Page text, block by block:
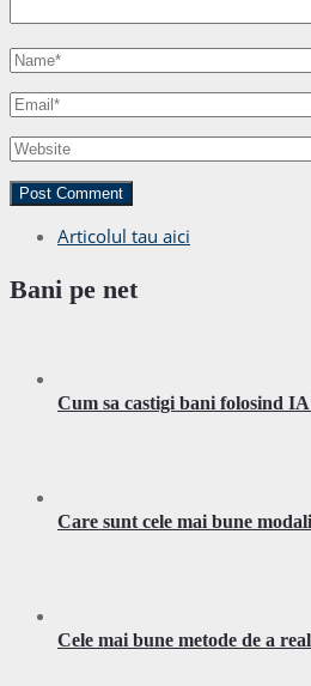
Articolul tau aici
Bani pe net
Cum sa castigi bani folosind
Care sunt cele mai bune
Cele mai bune metode de a